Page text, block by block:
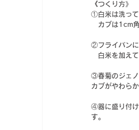
《つくり方》
①白米は洗って
カブは1cm角
②フライパンに
白米を加えて
③春菊のジェノ
カブがやわら
④器に盛り付け
す。